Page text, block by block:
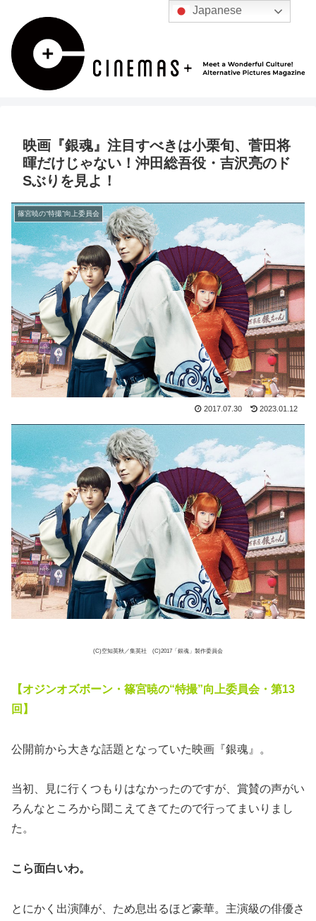
映画『銀魂』注目すべきは小栗旬、菅田将
暉だけじゃない！沖田総吾役・吉沢亮のド
Sぶりを見よ！
篠宮暁の“特撮”向上委員会
2017.07.30 2023.01.12
(C)空知英秋／集英社 (C)2017「銀魂」製作委員会
【オジンオズボーン・篠宮暁の“特撮”向上委員会・第13
回】
公開前から大きな話題となっていた映画『銀魂』。
当初、見に行くつもりはなかったのですが、賞賛の声がい
ろんなところから聞こえてきてたので行ってまいりまし
た。
こら面白いわ。
とにかく出演陣が、ため息出るほど豪華。主演級の俳優さ
Japanese